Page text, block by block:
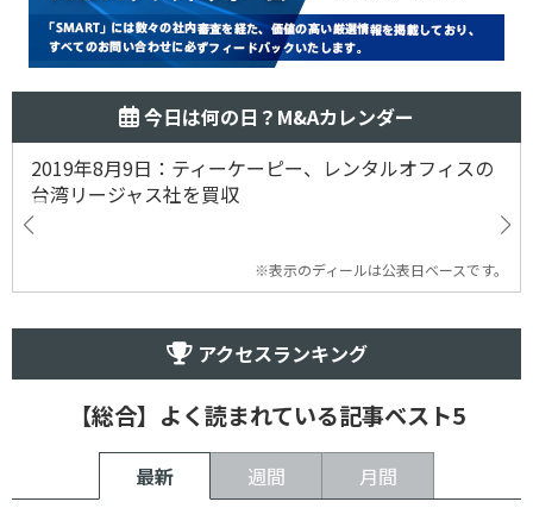
今日は何の日？M&Aカレンダー
2019年8月9日：ティーケーピー、レンタルオフィスの
台湾リージャス社を買収
※表示のディールは公表日ベースです。
アクセスランキング
【総合】よく読まれている記事ベスト5
最新 週間 月間